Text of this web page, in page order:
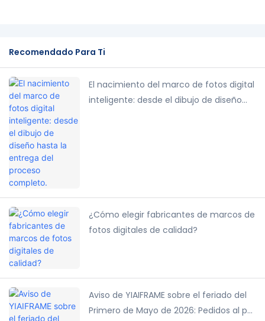
Recomendado Para Ti
El nacimiento del marco de fotos digital
inteligente: desde el dibujo de diseño
¿Cómo elegir fabricantes de marcos de
fotos digitales de calidad?
Aviso de YIAIFRAME sobre el feriado del
Primero de Mayo de 2026: Pedidos al por